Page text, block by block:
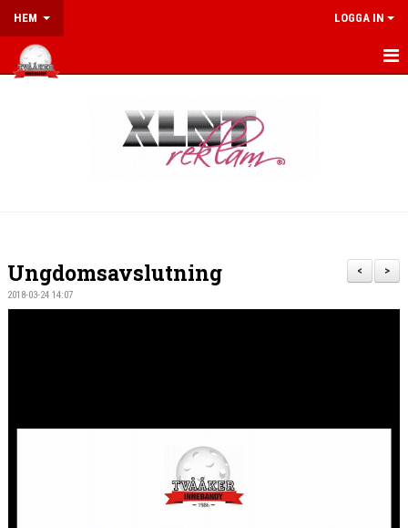
HEM LOGGA IN
SPORTSHOP
>
<
Ungdomsavslutning
2018-03-24 14:07